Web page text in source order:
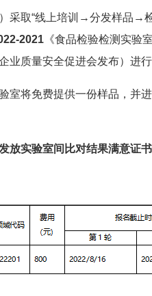
采取“线上培训→分发样品
2021 《食品检验检测实验
业质量安全促进会发布）进
室将免费提供一份样品，并
放实验室间比对结果满意证